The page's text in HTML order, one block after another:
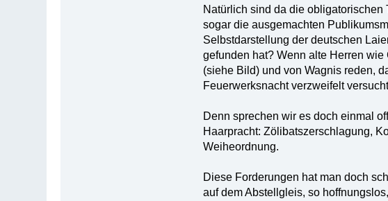
Natürlich sind da die
sogar die ausgemachten
Selbstdarstellung der deutschen
gefunden hat? Wenn alte Herren
(siehe Bild) und von Wagnis reden,
Feuerwerksnacht verzweifelt
Denn sprechen wir es doch einmal
Haarpracht: Zölibatszerschlagung,
Weiheordnung.
Diese Forderungen hat man doch
auf dem Abstellgleis, so